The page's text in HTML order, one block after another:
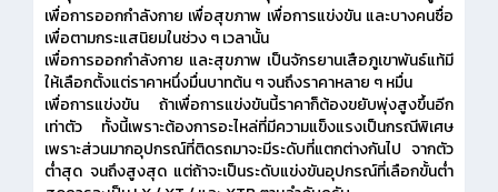
เพื่อการออกกำลังกาย เพื่อสุขภาพ เพื่อการแข่งขัน และบางคนซื่อ
เพื่อตามกระแสนิยมในช่วง ๆ เวลานั้น
เพื่อการออกกำลังกาย และสุขภาพ เป็นจักรยานเสือภูเขาพันธ์แท้มี
ให้เลือกตั้งแต่ราคาหนึ่งมื่นบาทต้น ๆ จนถึงราคาหลาย ๆ หมื่น
เพื่อการแข่งขัน
ถ้าเพื่อการแข่งขันนี้ราคาก็ต้องขยับพุ่งสูงขึ้นอีก
เท่าตัว ทั้งนี้เพราะต้องการอะไหล่ที่มีความแข็งแรงเป็นกรณีพิเศษ
เพราะส่วนมากอุปกรณ์ที่ติดรถมาจะมีระดับที่แตกต่างกันไป จากตัว
ต่ำสุด จนถึงสูงสุด แต่ถ้าจะเป็นระดับแข่งขันอุปกรณ์ที่เลือกขั้นต่ำ